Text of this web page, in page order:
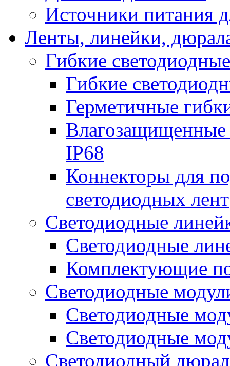
Источники питания
Ленты, линейки,
Гибкие
Гибкие
Герметичные
Влагозащищенные
IP68
Коннекторы для
светодиодных лент
Светодиодные
Светодиодные
Комплектующие
Светодиодные
Светодиодные
Светодиодные
Светодиодный